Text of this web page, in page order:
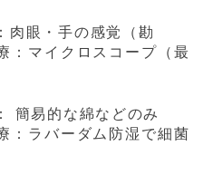
肉眼・手の感覚（勘
：マイクロスコープ（最
簡易的な綿などのみ
：ラバーダム防湿で細菌